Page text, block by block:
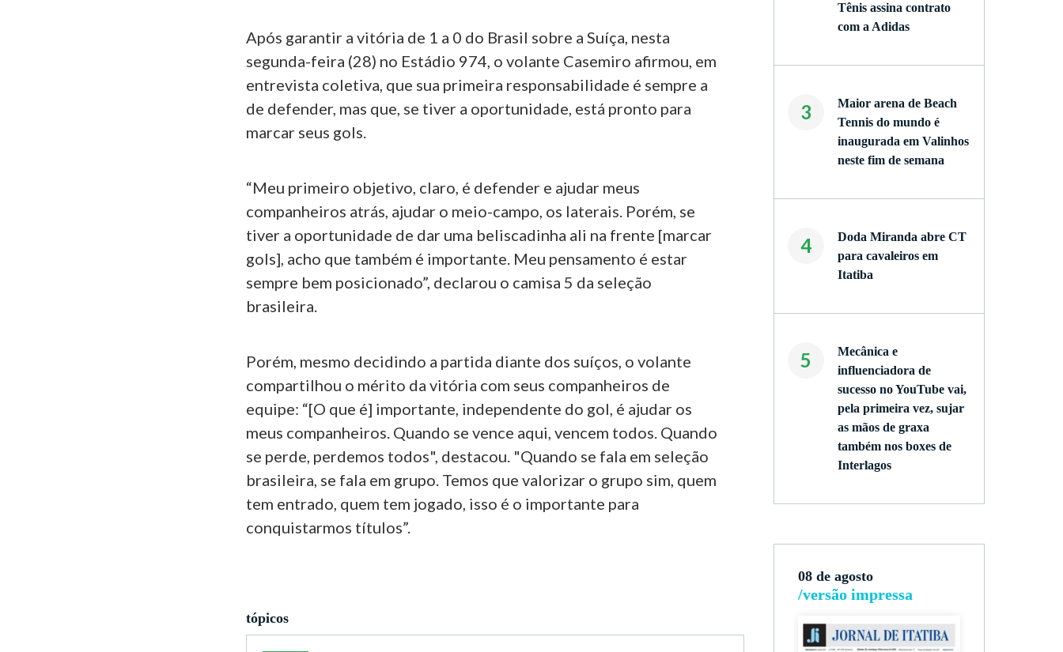
Após garantir a vitória de 1 a 0 do Brasil sobre a Suíça, nesta
segunda-feira (28) no Estádio 974, o volante Casemiro afirmou, em
entrevista coletiva, que sua primeira responsabilidade é sempre a
de defender, mas que, se tiver a oportunidade, está pronto para
marcar seus gols.
“Meu primeiro objetivo, claro, é defender e ajudar meus
companheiros atrás, ajudar o meio-campo, os laterais. Porém, se
tiver a oportunidade de dar uma beliscadinha ali na frente [marcar
gols], acho que também é importante. Meu pensamento é estar
sempre bem posicionado”, declarou o camisa 5 da seleção
brasileira.
Porém, mesmo decidindo a partida diante dos suíços, o volante
compartilhou o mérito da vitória com seus companheiros de
equipe: “[O que é] importante, independente do gol, é ajudar os
meus companheiros. Quando se vence aqui, vencem todos. Quando
se perde, perdemos todos", destacou. "Quando se fala em seleção
brasileira, se fala em grupo. Temos que valorizar o grupo sim, quem
tem entrado, quem tem jogado, isso é o importante para
conquistarmos títulos”.
tópicos
Tênis assina contrato
com a Adidas
3
Maior arena de Beach
Tennis do mundo é
inaugurada em Valinhos
neste fim de semana
4
Doda Miranda abre CT
para cavaleiros em
Itatiba
5
Mecânica e
influenciadora de
sucesso no YouTube vai,
pela primeira vez, sujar
as mãos de graxa
também nos boxes de
Interlagos
08 de agosto
/versão impressa